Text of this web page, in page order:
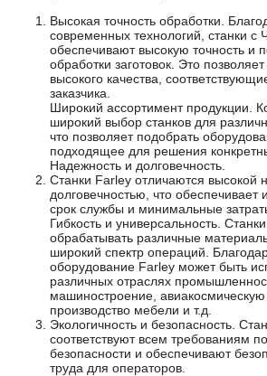
Высокая точность обработки.
современных технологий, станки с
обеспечивают высокую точность и
обработки заготовок. Это
высокого качества,
заказчика.
Широкий ассортимент продукции.
широкий выбор станков для
что позволяет подобрать
подходящее для решения
Надежность и долговечность.
Станки Farley отличаются высокой
долговечностью, что обеспечивает
срок службы и минимальные
Гибкость и универсальность.
обрабатывать различные
широкий спектр операций.
оборудование Farley может быть
различных отраслях
машиностроение,
производство мебели и т.д.
Экологичность и безопасность.
соответствуют всем требованиям
безопасности и обеспечивают
труда для операторов.